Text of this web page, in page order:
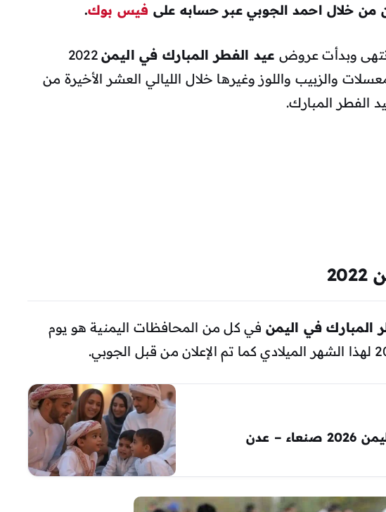
من خلال احمد الجوبي عبر حسابه على فيس بوك.
وبدأت عروض عيد الفطر المبارك في اليمن 2022
والزبيب واللوز وغيرها خلال الليالي العشر الأخيرة من
الفطر المبارك.
المبارك في اليمن في كل من المحافظات اليمنية هو يوم
– عدن